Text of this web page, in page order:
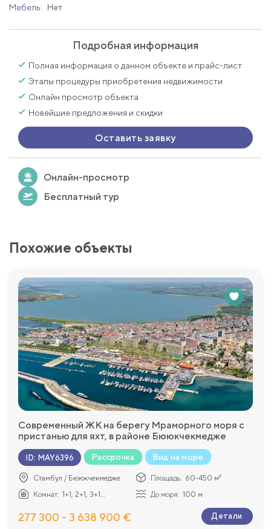
Мебель:
Нет
Подробная информация
Полная информация о данном объекте и прайс-лист
Этапы процедуры приобретения недвижимости
Онлайн просмотр объекта
Новейшие предложения и скидки
Оставить заявку
Онлайн-просмотр
Бесплатный тур
Похожие объекты
Современный ЖК на берегу Мраморного моря с
пристанью для яхт, в районе Бююкчекмедже
ID: MAY6396 Рассрочка Вид на море
Стамбул / Бююкчекмедже Площадь: 60-450 м²
Комнат: 1+1, 2+1, 3+1... До моря: 100 м
277 300 - 3 638 900 € Детали